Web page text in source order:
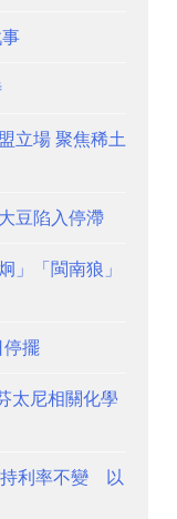
立場 聚焦稀土
豆陷入停滯
」「閩南狼」
擺
太尼相關化學
持利率不變 以